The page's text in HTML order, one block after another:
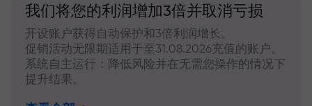
我们将您的利润增加3倍并取消亏损
开设账户获得自动保护和3倍利润增长。
促销活动无限期适用于至31.08.2026充值的账户。
系统自主运行：降低风险并在无需您操作的情况下
提升结果。